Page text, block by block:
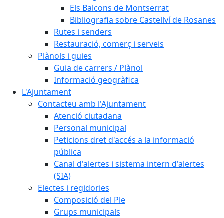
Els Balcons de Montserrat
Bibliografia sobre Castellví de Rosanes
Rutes i senders
Restauració, comerç i serveis
Plànols i guies
Guia de carrers / Plànol
Informació geogràfica
L'Ajuntament
Contacteu amb l'Ajuntament
Atenció ciutadana
Personal municipal
Peticions dret d'accés a la informació
pública
Canal d'alertes i sistema intern d'alertes
(SIA)
Electes i regidories
Composició del Ple
Grups municipals